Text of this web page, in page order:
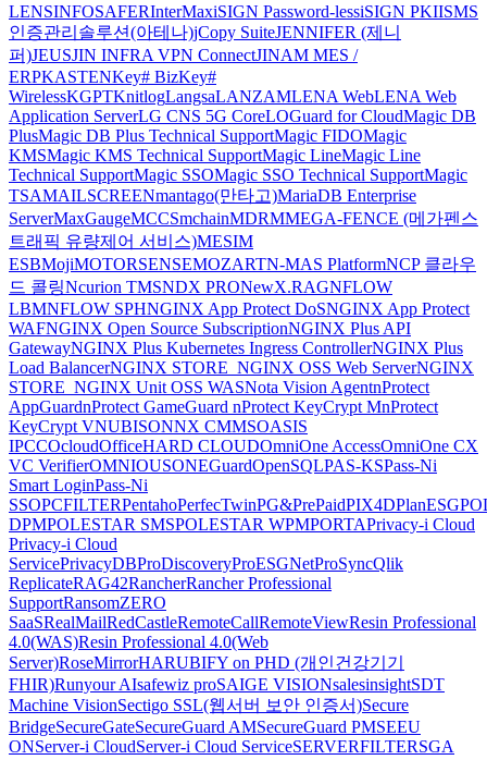
LENSINFOSAFERInterMaxiSIGN Password-lessiSIGN PKIISMS
인증관리솔루션(아테나)jCopy SuiteJENNIFER (제니
퍼)JEUSJIN INFRA VPN ConnectJINAM MES /
ERPKASTENKey# BizKey#
WirelessKGPTKnitlogLangsaLANZAMLENA WebLENA Web
Application ServerLG CNS 5G CoreLOGuard for CloudMagic DB
PlusMagic DB Plus Technical SupportMagic FIDOMagic
KMSMagic KMS Technical SupportMagic LineMagic Line
Technical SupportMagic SSOMagic SSO Technical SupportMagic
TSAMAILSCREENmantago(만타고)MariaDB Enterprise
ServerMaxGaugeMCCSmchainMDRMMEGA-FENCE (메가펜스
트래픽 유량제어 서비스)MESIM
ESBMojiMOTORSENSEMOZARTN-MAS PlatformNCP 클라우
드 콜링Ncurion TMSNDX PRONewX.RAGNFLOW
LBMNFLOW SPHNGINX App Protect DoSNGINX App Protect
WAFNGINX Open Source SubscriptionNGINX Plus API
GatewayNGINX Plus Kubernetes Ingress ControllerNGINX Plus
Load BalancerNGINX STORE_NGINX OSS Web ServerNGINX
STORE_NGINX Unit OSS WASNota Vision AgentnProtect
AppGuardnProtect GameGuard nProtect KeyCrypt MnProtect
KeyCrypt VNUBISONNX CMMSOASIS
IPCCOcloudOfficeHARD CLOUDOmniOne AccessOmniOne CX
VC VerifierOMNIOUSONEGuardOpenSQLPAS-KSPass-Ni
Smart LoginPass-Ni
SSOPCFILTERPentahoPerfecTwinPG&PrePaidPIX4DPlanESG
DPMPOLESTAR SMSPOLESTAR WPMPORTAPrivacy-i Cloud
Privacy-i Cloud
ServicePrivacyDBProDiscoveryProESGNetProSyncQlik
ReplicateRAG42RancherRancher Professional
SupportRansomZERO
SaaSRealMailRedCastleRemoteCallRemoteViewResin Professional
4.0(WAS)Resin Professional 4.0(Web
Server)RoseMirrorHARUBIFY on PHD (개인건강기기
FHIR)Runyour AIsafewiz proSAIGE VISIONsalesinsightSDT
Machine VisionSectigo SSL(웹서버 보안 인증서)Secure
BridgeSecureGateSecureGuard AMSecureGuard PMSEEU
ONServer-i CloudServer-i Cloud ServiceSERVERFILTERSGA